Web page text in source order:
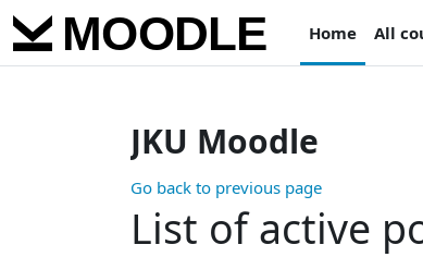
Skip to main content
Home
All
JKU Moodle
Go back to previous page
List of active